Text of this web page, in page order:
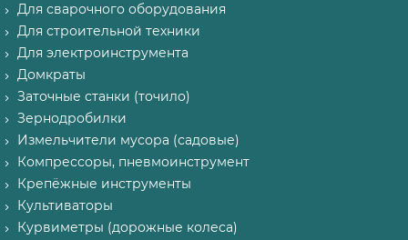
Для сварочного оборудования
Для строительной техники
Для электроинструмента
Домкраты
Заточные станки (точило)
Зернодробилки
Измельчители мусора (садовые)
Компрессоры, пневмоинструмент
Крепёжные инструменты
Культиваторы
Курвиметры (дорожные колеса)